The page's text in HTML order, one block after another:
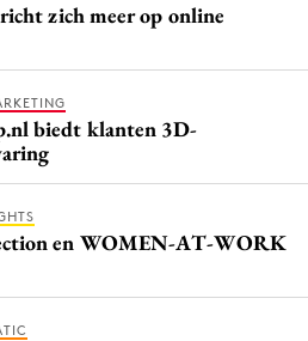
zich meer op online
biedt klanten 3D-
en WOMEN-AT-WORK